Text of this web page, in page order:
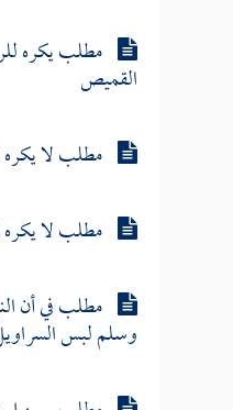
مطلب يكره
القميص
مطلب لا
مطلب لا
مطلب في أن
وسلم لبس